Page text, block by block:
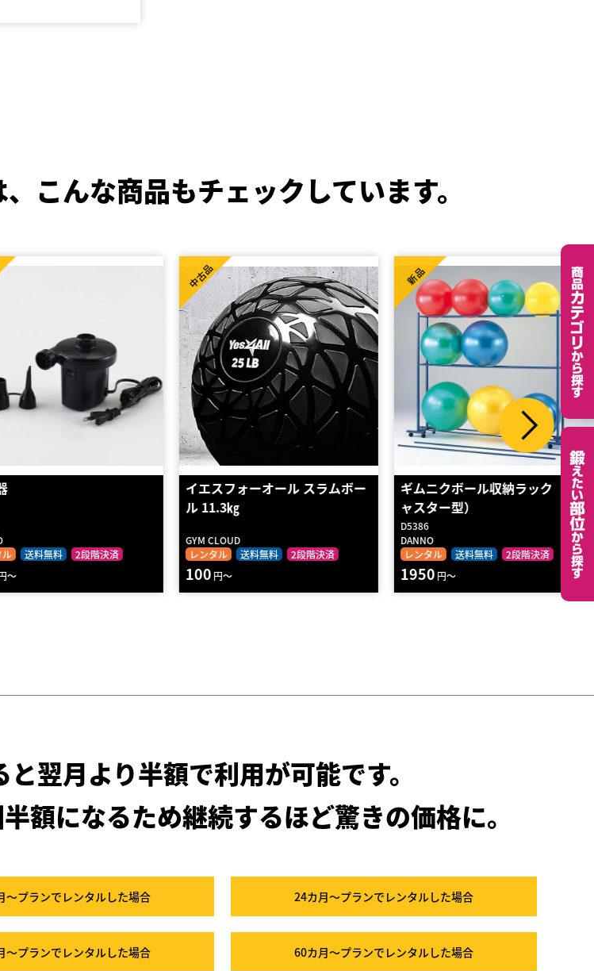
こんな商品もチェックしています。
フォーオール スラムボー
ル
送料無料 2段階決済
～
ギムニクボール収納ラック（キ
ャスター型）
DANNO
レンタル
送料無料 2段階決済
新品
1950円～
Ｍｅｄｉｕｍボール７／レッド
D5901
DANNO
レンタル
送料無料 2段階決済
新品
90円～
と翌月より半額で利用が可能です。
額になるため継続するほど驚きの価格に。
～プランでレンタルした場合 24カ月～プランでレンタルした場合
～プランでレンタルした場合 60カ月～プランでレンタルした場合